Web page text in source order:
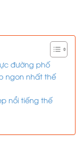
đường phố
ngon nhất thế
nổi tiếng thế